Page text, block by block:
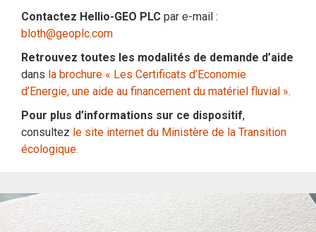
Contactez Hellio-GEO PLC par e-mail :
bloth@geoplc.com
Retrouvez toutes les modalités de demande d’aide
dans la brochure « Les Certificats d’Economie
d’Energie, une aide au financement du matériel fluvial ».
Pour plus d’informations sur ce dispositif,
consultez le site internet du Ministère de la Transition
écologique.